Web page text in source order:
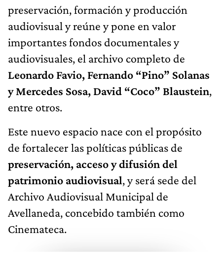
preservación, formación y producción
audiovisual y reúne y pone en valor
importantes fondos documentales y
audiovisuales, el archivo completo de
Leonardo Favio, Fernando “Pino” Solanas
y Mercedes Sosa, David “Coco” Blaustein,
entre otros.
Este nuevo espacio nace con el propósito
de fortalecer las políticas públicas de
preservación, acceso y difusión del
patrimonio audiovisual, y será sede del
Archivo Audiovisual Municipal de
Avellaneda, concebido también como
Cinemateca.